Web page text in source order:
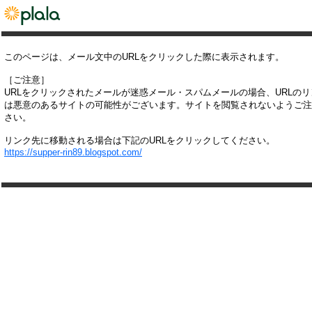
このページは、メール文中のURLをクリックした際に表示されます。
［ご注意］
URLをクリックされたメールが迷惑メール・スパムメールの場合、URLの
は悪意のあるサイトの可能性がございます。サイトを閲覧されないようご
さい。
リンク先に移動される場合は下記のURLをクリックしてください。
https://supper-rin89.blogspot.com/